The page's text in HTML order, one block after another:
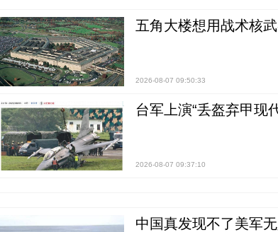
五角大楼想用战术核
2026-08-07 09:50:33
台军上演“丢盔弃甲现
2026-08-07 09:37:10
中国真发现不了美军